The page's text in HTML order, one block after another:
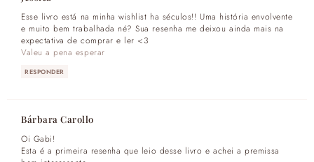
Esse livro está na minha wishlist ha séculos!! Uma história envolvente
e muito bem trabalhada né? Sua resenha me deixou ainda mais na
expectativa de comprar e ler <3
Valeu a pena esperar
RESPONDER
Bárbara Carollo
Oi Gabi!
Esta é a primeira resenha que leio desse livro e achei a premissa